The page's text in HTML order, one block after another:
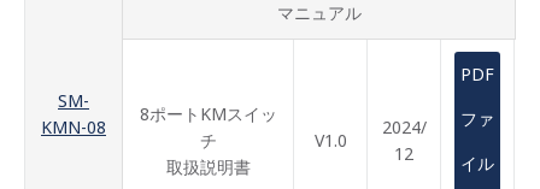
SM-
KMN-08
マニュアル
8ポートKMスイッ
チ
取扱説明書
V1.0
2024/
12
PDF
ファ
イル